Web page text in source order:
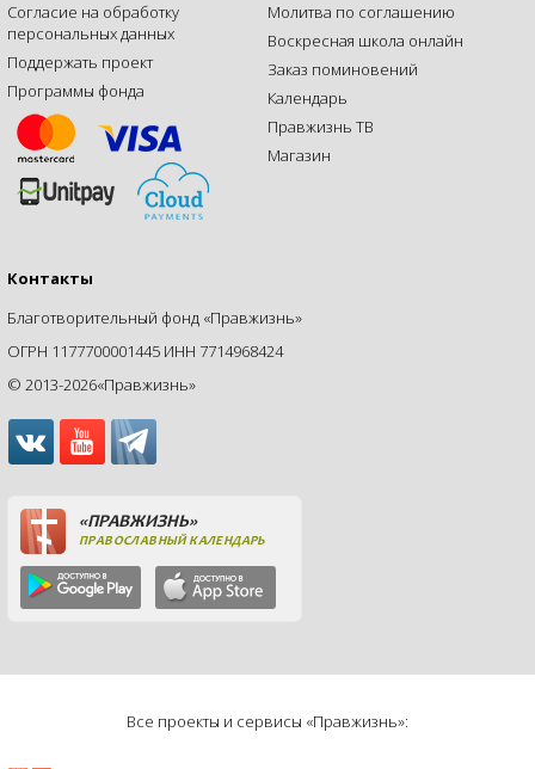
Согласие на обработку
персональных данных
Поддержать проект
Программы фонда
Молитва по соглашению
Воскресная школа онлайн
Заказ поминовений
Календарь
Правжизнь ТВ
Магазин
Контакты
Благотворительный фонд «Правжизнь»
ОГРН 1177700001445 ИНН 7714968424
© 2013-2026«Правжизнь»
«ПРАВЖИЗНЬ»
ПРАВОСЛАВНЫЙ КАЛЕНДАРЬ
Все проекты и сервисы «Правжизнь»: